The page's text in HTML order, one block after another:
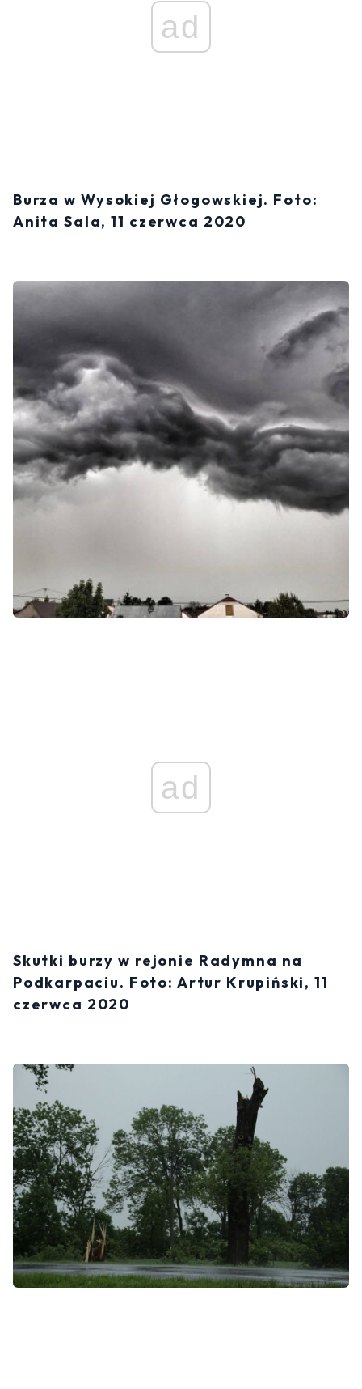
ad
Burza w Wysokiej Głogowskiej. Foto:
Anita Sala, 11 czerwca 2020
ad
Skutki burzy w rejonie Radymna na
Podkarpaciu. Foto: Artur Krupiński, 11
czerwca 2020